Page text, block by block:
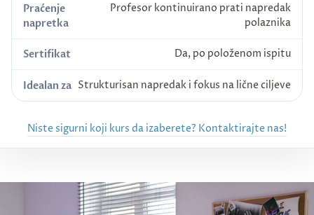
Praćenje
napretka
Profesor kontinuirano prati napredak
polaznika
Sertifikat Da, po položenom ispitu
Idealan za Strukturisan napredak i fokus na lične ciljeve
Niste sigurni koji kurs da izaberete? Kontaktirajte nas!